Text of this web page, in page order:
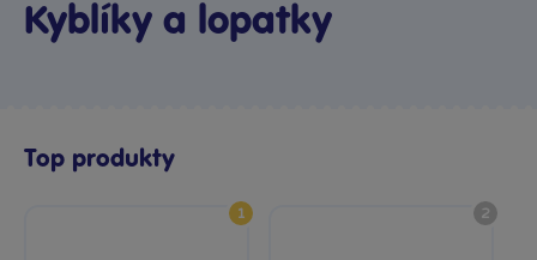
Kyblíky a lopatky
Top produkty
1 2